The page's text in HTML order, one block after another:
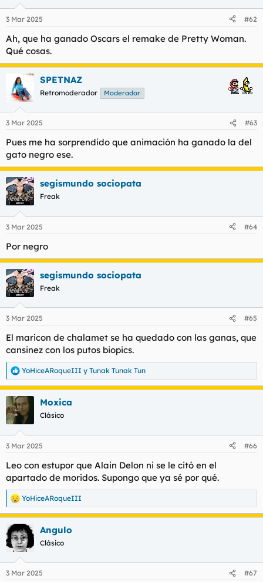
e
:
3 Mar 2025 #62
Ah, que ha ganado Oscars el remake de Pretty Woman.
Qué cosas.
SPETNAZ
Retromoderador Moderador
3 Mar 2025 #63
Pues me ha sorprendido que animación ha ganado la del
gato negro ese.
segismundo sociopata
Freak
3 Mar 2025 #64
Por negro
segismundo sociopata
Freak
3 Mar 2025 #65
El maricon de chalamet se ha quedado con las ganas, que
cansinez con los putos biopics.
R
e
a
c
c
i
e
:
YoHiceARoqueIII y Tunak Tunak Tun
Moxica
Clásico
3 Mar 2025 #66
Leo con estupor que Alain Delon ni se le citó en el
apartado de moridos. Supongo que ya sé por qué.
R
e
a
c
c
i
e
YoHiceARoqueIII
Angulo
Clásico
3 Mar 2025 #67